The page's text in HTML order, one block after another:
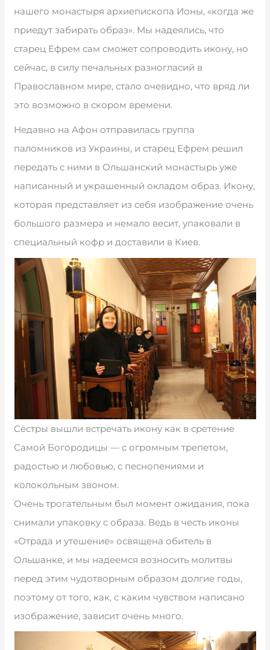
нашего монастыря архиепископа Ионы, «когда же
приедут забирать образ». Мы надеялись, что
старец Ефрем сам сможет сопроводить икону, но
сейчас, в силу печальных разногласий в
Православном мире, стало очевидно, что вряд ли
это возможно в скором времени.
Недавно на Афон отправилась группа
паломников из Украины, и старец Ефрем решил
передать с ними в Ольшанский монастырь уже
написанный и украшенный окладом образ. Икону,
которая представляет из себя изображение очень
большого размера и немало весит, упаковали в
специальный кофр и доставили в Киев.
Сёстры вышли встречать икону как в сретение
Самой Богородицы — с огромным трепетом,
радостью и любовью, с песнопениями и
колокольным звоном.
Очень трогательным был момент ожидания, пока
снимали упаковку с образа. Ведь в честь иконы
«Отрада и утешение» освящена обитель в
Ольшанке, и мы надеемся возносить молитвы
перед этим чудотворным образом долгие годы,
поэтому от того, как, с каким чувством написано
изображение, зависит очень много.